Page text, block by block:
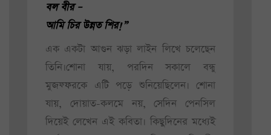
বল বীর –
আমি চির উন্নত শির!”
এক একটা আগুন ঝড়া লাইন লিখে চলেছেন
তিনি।শোনা যায়, পরদিন সকালে বন্ধু
মুজফ্ফরকে এটি পড়ে শুনিয়েছিলেন। শোনা
যায়, দোয়াত-কলমে নয়, সেদিন পেনসিল
দিয়েই লেখেন এই কবিতা। কিছুদিনের মধ্যেই